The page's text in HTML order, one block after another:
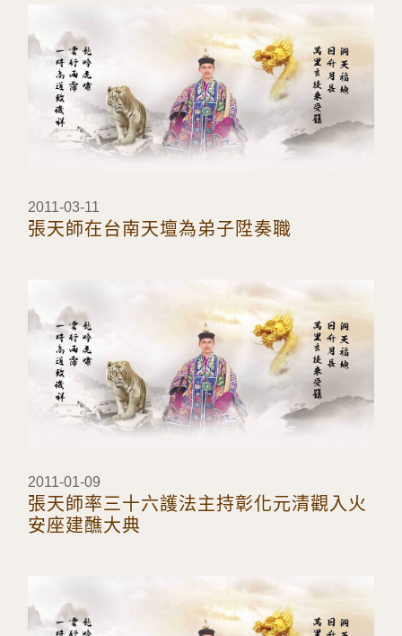
2011-03-11
張天師在台南天壇為弟子陞奏職
2011-01-09
張天師率三十六護法主持彰化元清觀入火
安座建醮大典